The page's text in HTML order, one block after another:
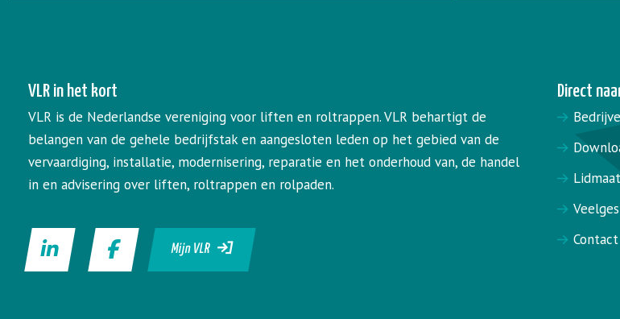
VLR in het kort
VLR is de Nederlandse vereniging voor liften en roltrappen. VLR behartigt de
belangen van de gehele bedrijfstak en aangesloten leden op het gebied van de
vervaardiging, installatie, modernisering, reparatie en het onderhoud van, de handel
in en advisering over liften, roltrappen en rolpaden.
Mijn VLR
Direct
Contact